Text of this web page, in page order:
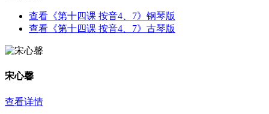
查看《第十四课 按音4、7》钢琴版
查看《第十四课 按音4、7》古琴版
宋心馨
查看详情